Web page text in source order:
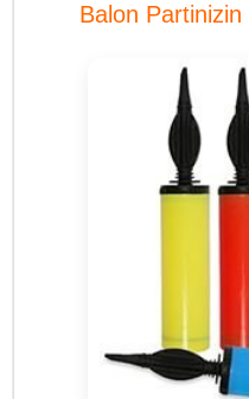
Balon Partinizin